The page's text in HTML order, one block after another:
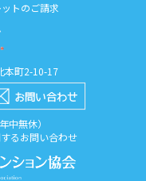
トのご請求
本町2-10-17
中無休）
るお問い合わせ